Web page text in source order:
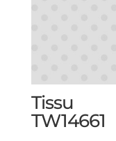
Tissu
TW14661